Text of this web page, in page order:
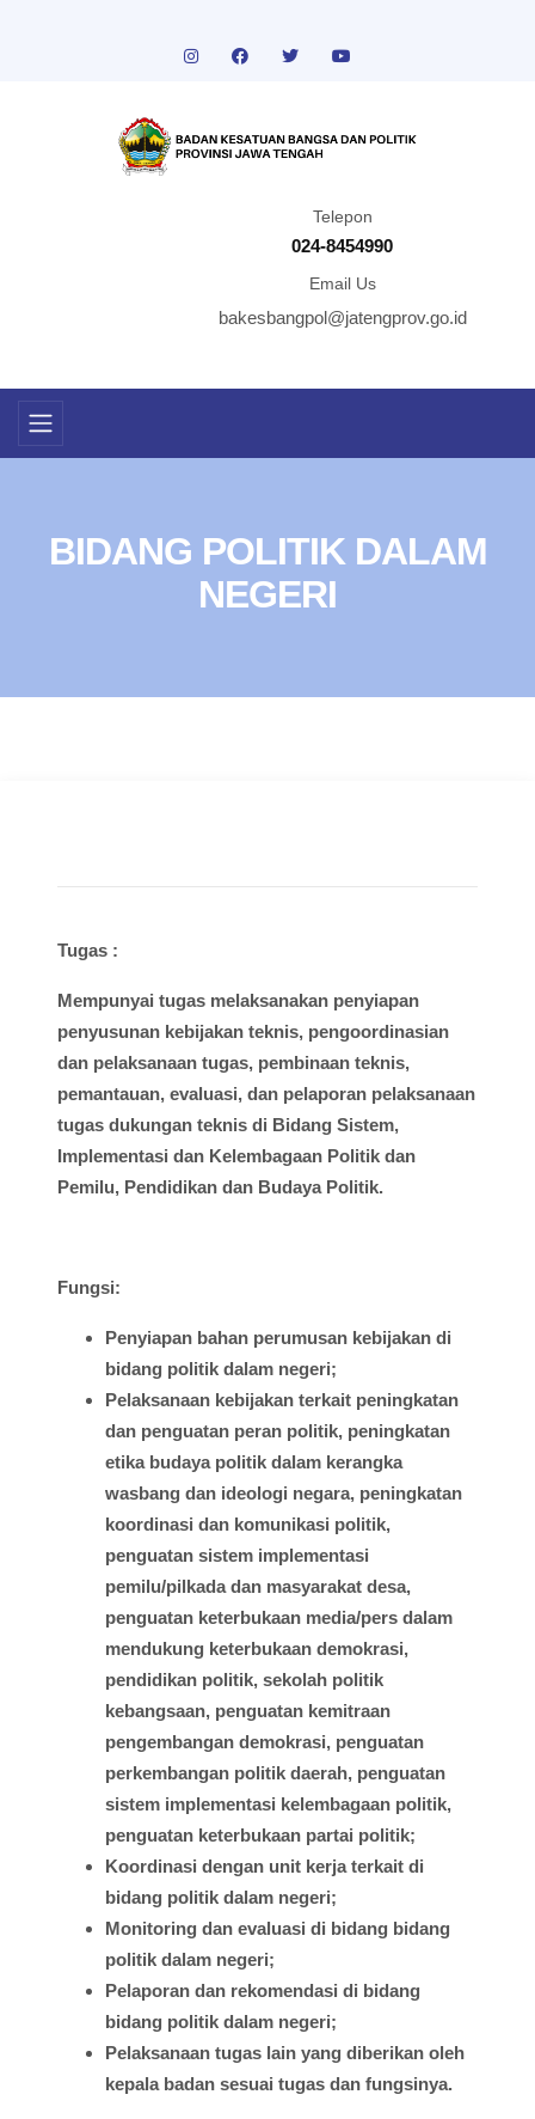
Telepon
024-8454990
Email Us
bakesbangpol@jatengprov.go.id
BIDANG POLITIK DALAM
NEGERI
Tugas :
Mempunyai tugas melaksanakan penyiapan
penyusunan kebijakan teknis, pengoordinasian
dan pelaksanaan tugas, pembinaan teknis,
pemantauan, evaluasi, dan pelaporan pelaksanaan
tugas dukungan teknis di Bidang Sistem,
Implementasi dan Kelembagaan Politik dan
Pemilu, Pendidikan dan BudayaPolitik.
Fungsi:
Penyiapan bahan perumusan kebijakan di
bidang politik dalam negeri;
Pelaksanaan kebijakan terkait peningkatan
dan penguatan peran politik, peningkatan
etika budaya politik dalam kerangka
wasbang dan ideologi negara, peningkatan
koordinasi dan komunikasi politik,
penguatan sistem implementasi
pemilu/pilkadadan masyarakat desa,
penguatan keterbukaan media/pers dalam
mendukung keterbukaan demokrasi,
pendidikan politik, sekolah politik
kebangsaan, penguatan kemitraan
pengembangan demokrasi, penguatan
perkembangan politik daerah, penguatan
sistem implementasi kelembagaan politik,
penguatan keterbukaan partai politik;
Koordinasi dengan unit kerja terkait di
bidang politik dalam negeri;
Monitoring dan evaluasi di bidang bidang
politik dalam negeri;
Pelaporan dan rekomendasi di bidang
bidang politik dalam negeri;
Pelaksanaan tugas lain yang diberikan oleh
kepalabadan sesuai tugas dan fungsinya.